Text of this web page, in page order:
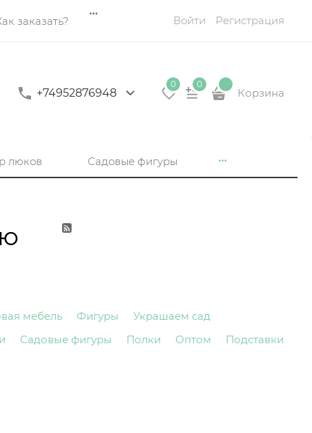
заказать? Войти Регистрация
+74952876948
0 0
Корзина
люков Садовые фигуры
мебель Фигуры
Украшаем сад
Садовые фигуры Полки Оптом
Подставки